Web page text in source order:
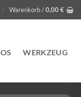
Warenkorb /0,00€
WERKZEUG